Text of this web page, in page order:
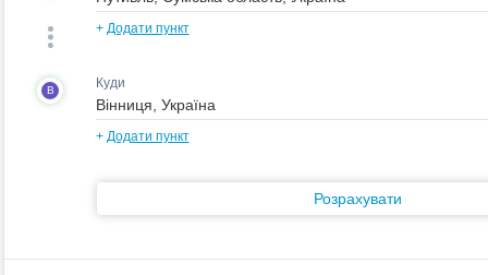
+ Додати пункт
B Куди
+ Додати пункт
Розрахувати